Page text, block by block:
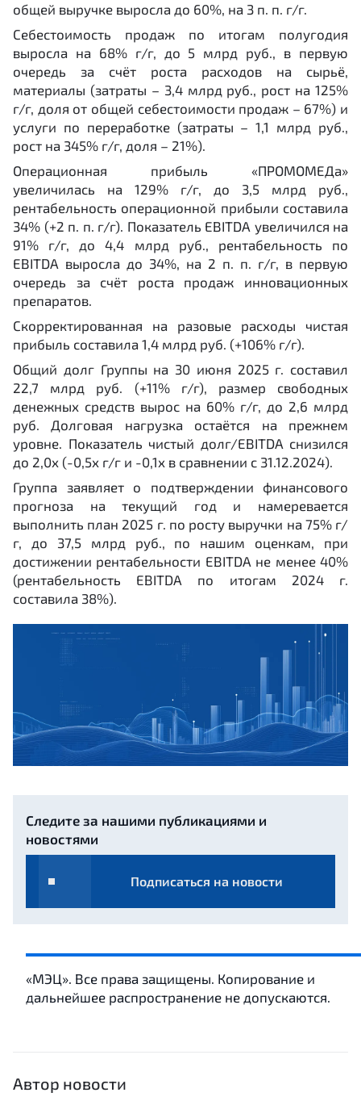
общей выручке выросла до 60%, на 3 п. п. г/г.
Себестоимость продаж по итогам полугодия
выросла на 68% г/г, до 5 млрд руб., в первую
очередь за счёт роста расходов на сырьё,
материалы (затраты – 3,4 млрд руб., рост на 125%
г/г, доля от общей себестоимости продаж – 67%) и
услуги по переработке (затраты – 1,1 млрд руб.,
рост на 345% г/г, доля – 21%).
Операционная прибыль «ПРОМОМЕДа»
увеличилась на 129% г/г, до 3,5 млрд руб.,
рентабельность операционной прибыли составила
34% (+2 п. п. г/г). Показатель EBITDA увеличился на
91% г/г, до 4,4 млрд руб., рентабельность по
EBITDA выросла до 34%, на 2 п. п. г/г, в первую
очередь за счёт роста продаж инновационных
препаратов.
Скорректированная на разовые расходы чистая
прибыль составила 1,4 млрд руб. (+106% г/г).
Общий долг Группы на 30 июня 2025 г. составил
22,7 млрд руб. (+11% г/г), размер свободных
денежных средств вырос на 60% г/г, до 2,6 млрд
руб. Долговая нагрузка остаётся на прежнем
уровне. Показатель чистый долг/EBITDA снизился
до 2,0х (-0,5х г/г и -0,1х в сравнении c 31.12.2024).
Группа заявляет о подтверждении финансового
прогноза на текущий год и намеревается
выполнить план 2025 г. по росту выручки на 75% г/
г, до 37,5 млрд руб., по нашим оценкам, при
достижении рентабельности EBITDA не менее 40%
(рентабельность EBITDA по итогам 2024 г.
составила 38%).
Следите за нашими публикациями и
новостями
Подписаться на новости
«МЭЦ». Все права защищены. Копирование и
дальнейшее распространение не допускаются.
Автор новости